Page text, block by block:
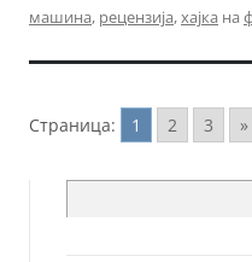
машина, рецензија,хајка на
Страница: 1 2 3 »
за: